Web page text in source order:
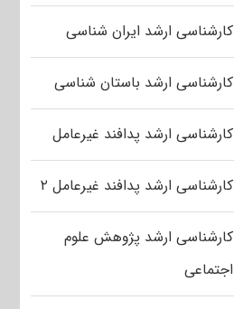
کارشناسی ارشد ایران شناسی
کارشناسی ارشد باستان شناسی
کارشناسی ارشد پدافند غیرعامل
کارشناسی ارشد پدافند غیرعامل ۲
کارشناسی ارشد پژوهش علوم
اجتماعی